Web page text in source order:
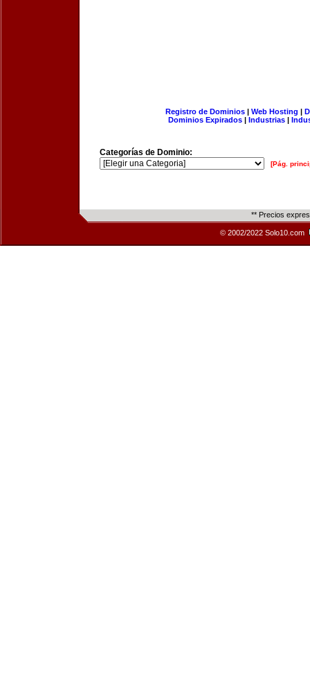
Registro de Dominios| Web Hosting |
Dominios Expirados | Industrias |
Categorías de Dominio:
[Pág.
** Precios
© 2002/2022 Solo10.com